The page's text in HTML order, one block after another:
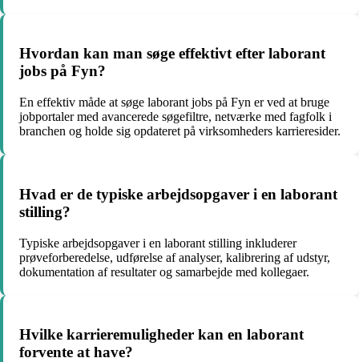
Hvordan kan man søge effektivt efter laborant
jobs på Fyn?
En effektiv måde at søge laborant jobs på Fyn er ved at bruge
jobportaler med avancerede søgefiltre, netværke med fagfolk i
branchen og holde sig opdateret på virksomheders karrieresider.
Hvad er de typiske arbejdsopgaver i en laborant
stilling?
Typiske arbejdsopgaver i en laborant stilling inkluderer
prøveforberedelse, udførelse af analyser, kalibrering af udstyr,
dokumentation af resultater og samarbejde med kollegaer.
Hvilke karrieremuligheder kan en laborant
forvente at have?